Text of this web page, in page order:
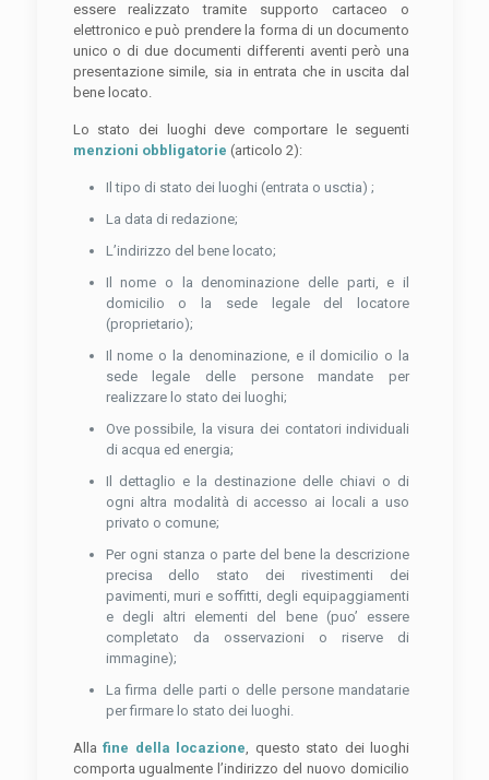
essere realizzato tramite supporto cartaceo o
elettronico e può prendere la forma di un documento
unico o di due documenti differenti aventi però una
presentazione simile, sia in entrata che in uscita dal
bene locato.
Lo stato dei luoghi deve comportare le seguenti
menzioni obbligatorie (articolo 2):
Il tipo di stato dei luoghi (entrata o usctia) ;
La data di redazione;
L’indirizzo del bene locato;
Il nome o la denominazione delle parti, e il
domicilio o la sede legale del locatore
(proprietario);
Il nome o la denominazione, e il domicilio o la
sede legale delle persone mandate per
realizzare lo stato dei luoghi;
Ove possibile, la visura dei contatori individuali
di acqua ed energia;
Il dettaglio e la destinazione delle chiavi o di
ogni altra modalità di accesso ai locali a uso
privato o comune;
Per ogni stanza o parte del bene la descrizione
precisa dello stato dei rivestimenti dei
pavimenti, muri e soffitti, degli equipaggiamenti
e degli altri elementi del bene (puo’ essere
completato da osservazioni o riserve di
immagine);
La firma delle parti o delle persone mandatarie
per firmare lo stato dei luoghi.
Allafine della locazione, questo stato dei luoghi
comporta ugualmente l’indirizzo del nuovo domicilio